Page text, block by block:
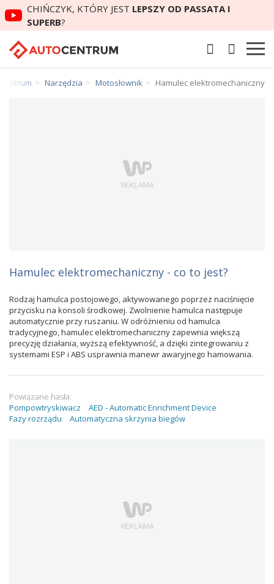
CHIŃCZYK, KTÓRY JEST LEPSZY OD PASSATA I
SUPERB?
Narzędzia Motosłownik Hamulec elektromechaniczny
Hamulec elektromechaniczny - co to jest?
Rodzaj hamulca postojowego, aktywowanego poprzez naciśnięcie
przycisku na konsoli środkowej. Zwolnienie hamulca następuje
automatycznie przy ruszaniu. W odróżnieniu od hamulca
tradycyjnego, hamulec elektromechaniczny zapewnia większą
precyzję działania, wyższą efektywność, a dzięki zintegrowaniu z
systemami ESP i ABS usprawnia manewr awaryjnego hamowania.
Powiązane hasła:
Pompowtryskiwacz
AED - Automatic Enrichment Device
Fazy rozrządu
Automatyczna skrzynia biegów